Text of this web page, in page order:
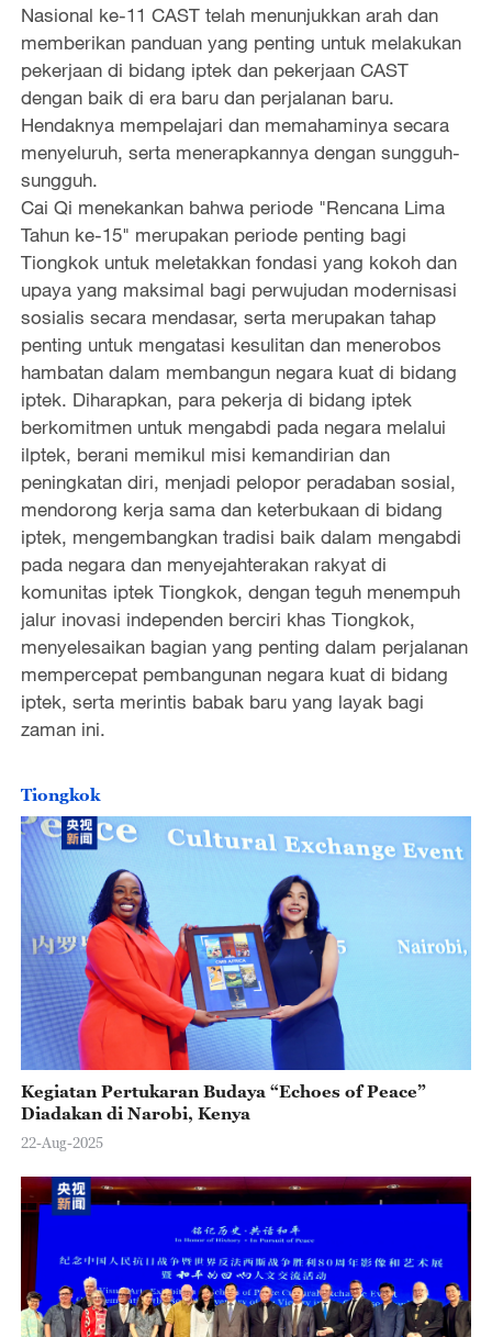
Nasional ke-11 CAST telah menunjukkan arah dan
memberikan panduan yang penting untuk melakukan
pekerjaan di bidang iptek dan pekerjaan CAST
dengan baik di era baru dan perjalanan baru.
Hendaknya mempelajari dan memahaminya secara
menyeluruh, serta menerapkannya dengan sungguh-
sungguh.
Cai Qi menekankan bahwa periode "Rencana Lima
Tahun ke-15" merupakan periode penting bagi
Tiongkok untuk meletakkan fondasi yang kokoh dan
upaya yang maksimal bagi perwujudan modernisasi
sosialis secara mendasar, serta merupakan tahap
penting untuk mengatasi kesulitan dan menerobos
hambatan dalam membangun negara kuat di bidang
iptek. Diharapkan, para pekerja di bidang iptek
berkomitmen untuk mengabdi pada negara melalui
ilptek, berani memikul misi kemandirian dan
peningkatan diri, menjadi pelopor peradaban sosial,
mendorong kerja sama dan keterbukaan di bidang
iptek, mengembangkan tradisi baik dalam mengabdi
pada negara dan menyejahterakan rakyat di
komunitas iptek Tiongkok, dengan teguh menempuh
jalur inovasi independen berciri khas Tiongkok,
menyelesaikan bagian yang penting dalam perjalanan
mempercepat pembangunan negara kuat di bidang
iptek, serta merintis babak baru yang layak bagi
zaman ini.
Tiongkok
Kegiatan Pertukaran Budaya “Echoes of Peace”
Diadakan di Narobi, Kenya
22-Aug-2025